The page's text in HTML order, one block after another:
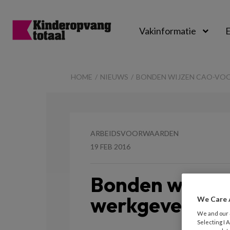
Vakinformatie
HOME NIEUWS BONDEN WIJZEN CAO-
ARBEIDSVOORWAARDEN
19 FEB 2016
Bonden
werkgevers af
We Care
We and our
Selecting I